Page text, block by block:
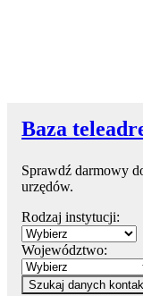
Baza
Sprawdź darmowy
urzędów.
Rodzaj instytucji:
Województwo:
Szukaj danych